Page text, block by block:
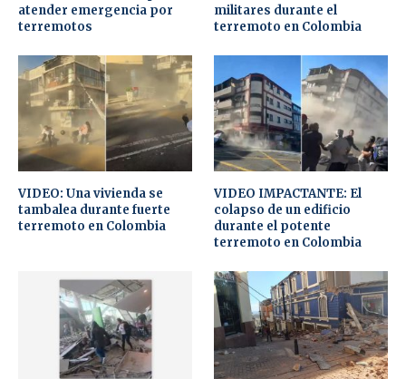
atender emergencia por
terremotos
militares durante el
terremoto en Colombia
VIDEO: Una vivienda se
tambalea durante fuerte
terremoto en Colombia
VIDEO IMPACTANTE: El
colapso de un edificio
durante el potente
terremoto en Colombia